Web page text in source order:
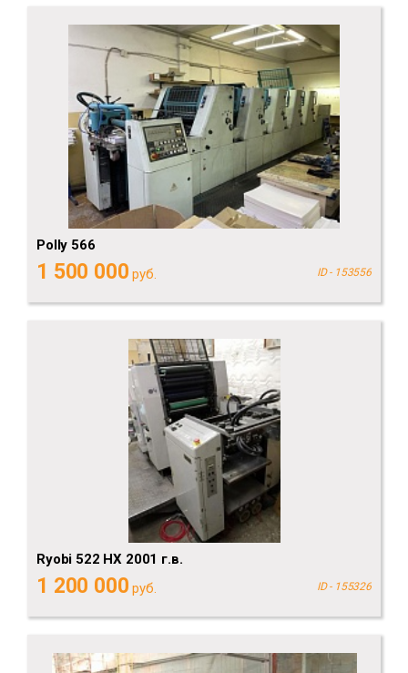
Polly 566
1 500 000 руб. ID - 153556
Ryobi 522 HX 2001 г.в.
1 200 000 руб. ID - 155326